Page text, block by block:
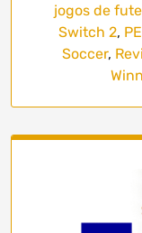
jogos de
Switch 2,
Soccer,